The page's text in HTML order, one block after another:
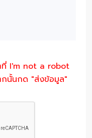
I'm not a robot
กนั้นกด "ส่งข้อมูล"